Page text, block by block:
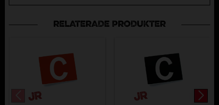
RELATERADE PRODUKTER